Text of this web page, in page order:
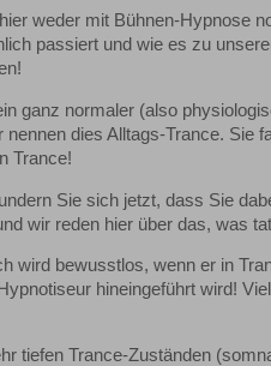
weder mit Bühnen-Hypnose
passiert und wie es zu
ganz normaler (also
nennen dies Alltags-Trance. Sie
Trance!
Sie sich jetzt, dass Sie
wir reden hier über das, was
wird bewusstlos, wenn er in
hineingeführt wird!
tiefen Trance-Zuständen